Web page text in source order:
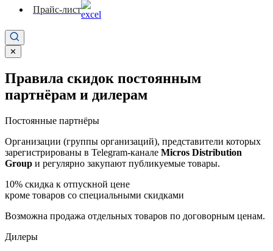
Прайс-лист
✕
Правила скидок постоянным
партнёрам и дилерам
Постоянные партнёры
Организации (группы организаций), представители которых
зарегистрированы в Telegram-канале Micros Distribution
Group и регулярно закупают публикуемые товары.
10% скидка к отпускной цене
кроме товаров со специальными скидками
Возможна продажа отдельных товаров по договорным ценам.
Дилеры